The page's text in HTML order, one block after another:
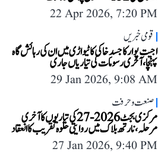
22 Apr 2026, 7:20 PM
قومی خبریں
اجیت پوار کا جسدِ خاکی کاٹیواڑی میں ان کی رہائش گاہ
پہنچا، آخری رسومات کی تیاریاں جاری
29 Jan 2026, 9:08 AM
صنعت و حرفت
مرکزی بجٹ 2026-27 کی تیاریوں کا آخری
مرحلہ، نارتھ بلاک میں روایتی حلوہ تقریب کا انعقاد
27 Jan 2026, 9:40 PM